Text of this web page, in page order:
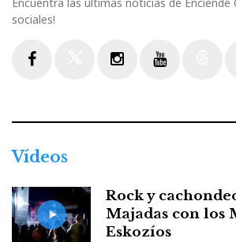
sociales!
Vídeos
Rock y
Majadas con los
Eskozíos